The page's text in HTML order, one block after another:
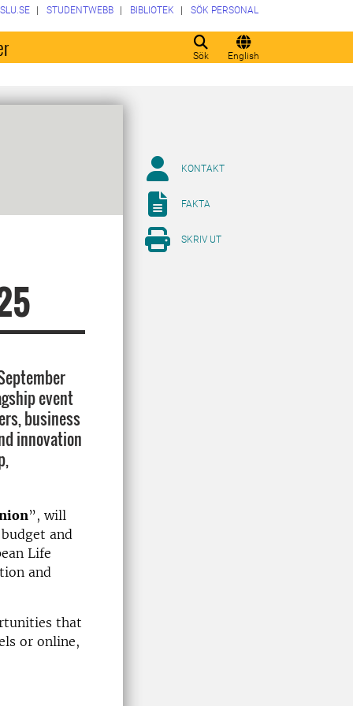
Sök English
SLU.SE STUDENTWEBB BIBLIOTEK SÖK PERSONAL
event
business
innovation
”, will
and
Life
and
that
or online,
KONTAKT
FAKTA
SKRIV UT